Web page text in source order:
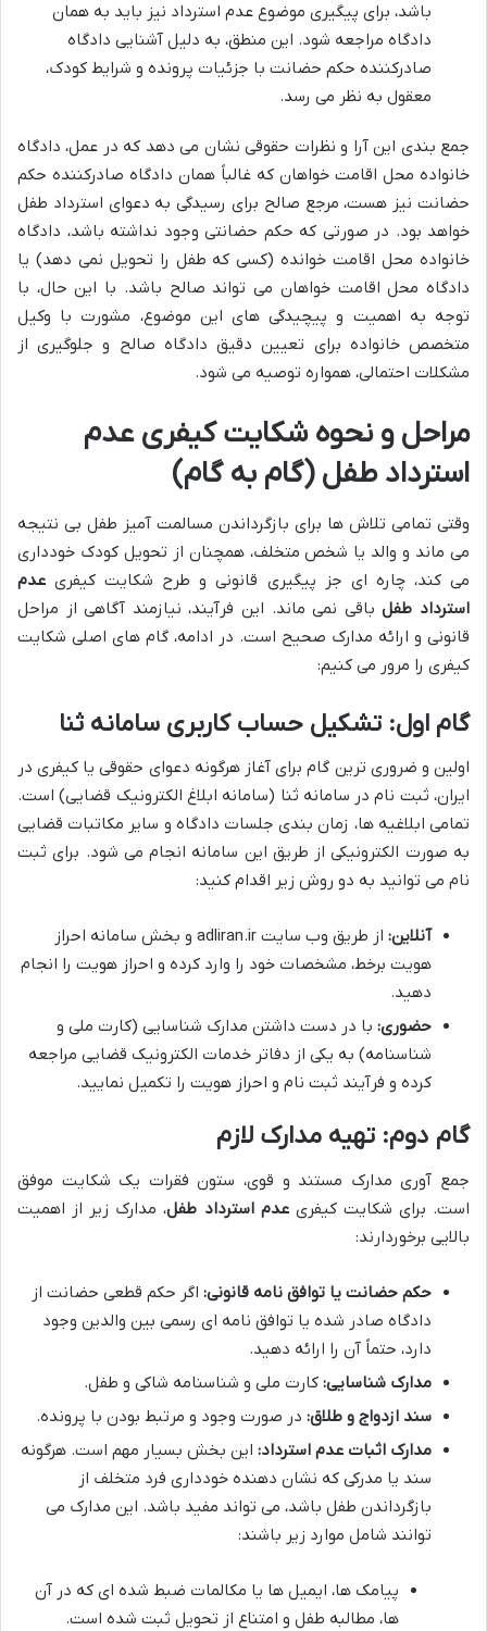
باشد، برای پیگیری موضوع عدم استرداد نیز باید به همان
دادگاه مراجعه شود. این منطق، به دلیل آشنایی دادگاه
صادرکننده حکم حضانت با جزئیات پرونده و شرایط کودک،
معقول به نظر می رسد.
جمع بندی این آرا و نظرات حقوقی نشان می دهد که در عمل، دادگاه
خانواده محل اقامت خواهان که غالباً همان دادگاه صادرکننده حکم
حضانت نیز هست، مرجع صالح برای رسیدگی به دعوای استرداد طفل
خواهد بود. در صورتی که حکم حضانتی وجود نداشته باشد، دادگاه
خانواده محل اقامت خوانده (کسی که طفل را تحویل نمی دهد) یا
دادگاه محل اقامت خواهان می تواند صالح باشد. با این حال، با
توجه به اهمیت و پیچیدگی های این موضوع، مشورت با وکیل
متخصص خانواده برای تعیین دقیق دادگاه صالح و جلوگیری از
مشکلات احتمالی، همواره توصیه می شود.
مراحل و نحوه شکایت کیفری عدم
استرداد طفل (گام به گام)
وقتی تمامی تلاش ها برای بازگرداندن مسالمت آمیز طفل بی نتیجه
می ماند و والد یا شخص متخلف، همچنان از تحویل کودک خودداری
می کند، چاره ای جز پیگیری قانونی و طرح شکایت کیفری عدم
استرداد طفلباقی نمی ماند. این فرآیند، نیازمند آگاهی از مراحل
قانونی و ارائه مدارک صحیح است. در ادامه، گام های اصلی شکایت
کیفری را مرور می کنیم:
گام اول: تشکیل حساب کاربری سامانه ثنا
اولین و ضروری ترین گام برای آغاز هرگونه دعوای حقوقی یا کیفری در
ایران، ثبت نام در سامانه ثنا (سامانه ابلاغ الکترونیک قضایی) است.
تمامی ابلاغیه ها، زمان بندی جلسات دادگاه و سایر مکاتبات قضایی
به صورت الکترونیکی از طریق این سامانه انجام می شود. برای ثبت
نام می توانید به دو روش زیر اقدام کنید:
آنلاین:
از طریق وب سایت adliran.ir و بخش سامانه احراز
هویت برخط، مشخصات خود را وارد کرده و احراز هویت را انجام
دهید.
حضوری: با در دست داشتن مدارک شناسایی (کارت ملی و
شناسنامه) به یکی از دفاتر خدمات الکترونیک قضایی مراجعه
کرده و فرآیند ثبت نام و احراز هویت را تکمیل نمایید.
گام دوم: تهیه مدارک لازم
جمع آوری مدارک مستند و قوی، ستون فقرات یک شکایت موفق
است. برای شکایت کیفریعدم استرداد طفل، مدارک زیر از اهمیت
بالایی برخوردارند:
حکم حضانت یا توافق نامه قانونی: اگر حکم قطعی حضانت از
دادگاه صادر شده یا توافق نامه ای رسمی بین والدین وجود
دارد، حتماً آن را ارائه دهید.
مدارک شناسایی: کارت ملی و شناسنامه شاکی و طفل.
سند ازدواج و طلاق: در صورت وجود و مرتبط بودن با پرونده.
مدارک اثبات عدم استرداد: این بخش بسیار مهم است. هرگونه
سند یا مدرکی که نشان دهنده خودداری فرد متخلف از
بازگرداندن طفل باشد، می تواند مفید باشد. این مدارک می
توانند شامل موارد زیر باشند:
پیامک ها، ایمیل ها یا مکالمات ضبط شده ای که در آن
ها، مطالبه طفل و امتناع از تحویل ثبت شده است.